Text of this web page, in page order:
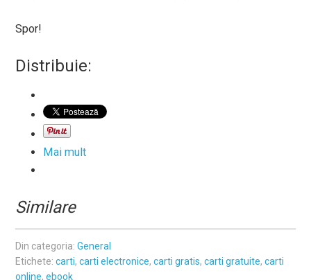
Spor!
Distribuie:
Mai mult
Similare
Din categoria:General
Etichete:carti,carti electronice,carti gratis,carti gratuite,carti
online,ebook